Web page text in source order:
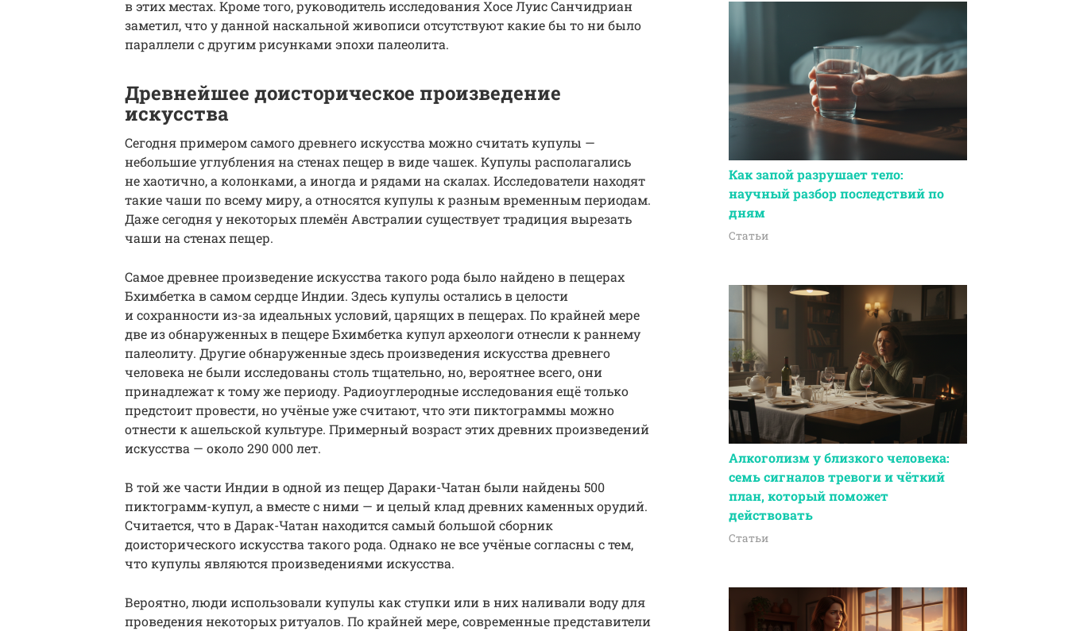
в этих местах. Кроме того, руководитель исследования Хосе Луис Санчидриан
заметил, что у данной наскальной живописи отсутствуют какие бы то ни было
параллели с другим рисунками эпохи палеолита.
Древнейшее доисторическое произведение
искусства
Сегодня примером самого древнего искусства можно считать купулы —
небольшие углубления на стенах пещер в виде чашек. Купулы располагались
не хаотично, а колонками, а иногда и рядами на скалах. Исследователи находят
такие чаши по всему миру, а относятся купулы к разным временным периодам.
Даже сегодня у некоторых племён Австралии существует традиция вырезать
чаши на стенах пещер.
Самое древнее произведение искусства такого рода было найдено в пещерах
Бхимбетка в самом сердце Индии. Здесь купулы остались в целости
и сохранности из-за идеальных условий, царящих в пещерах. По крайней мере
две из обнаруженных в пещере Бхимбетка купул археологи отнесли к раннему
палеолиту. Другие обнаруженные здесь произведения искусства древнего
человека не были исследованы столь тщательно, но, вероятнее всего, они
принадлежат к тому же периоду. Радиоуглеродные исследования ещё только
предстоит провести, но учёные уже считают, что эти пиктограммы можно
отнести к ашельской культуре. Примерный возраст этих древних произведений
искусства — около 290 000 лет.
В той же части Индии в одной из пещер Дараки-Чатан были найдены 500
пиктограмм-купул, а вместе с ними — и целый клад древних каменных орудий.
Считается, что в Дарак-Чатан находится самый большой сборник
доисторического искусства такого рода. Однако не все учёные согласны с тем,
что купулы являются произведениями искусства.
Вероятно, люди использовали купулы как ступки или в них наливали воду для
проведения некоторых ритуалов. По крайней мере, современные представители
Как запой разрушает тело:
научный разбор последствий по
дням
Статьи
Алкоголизм у близкого человека:
семь сигналов тревоги и чёткий
план, который поможет
действовать
Статьи